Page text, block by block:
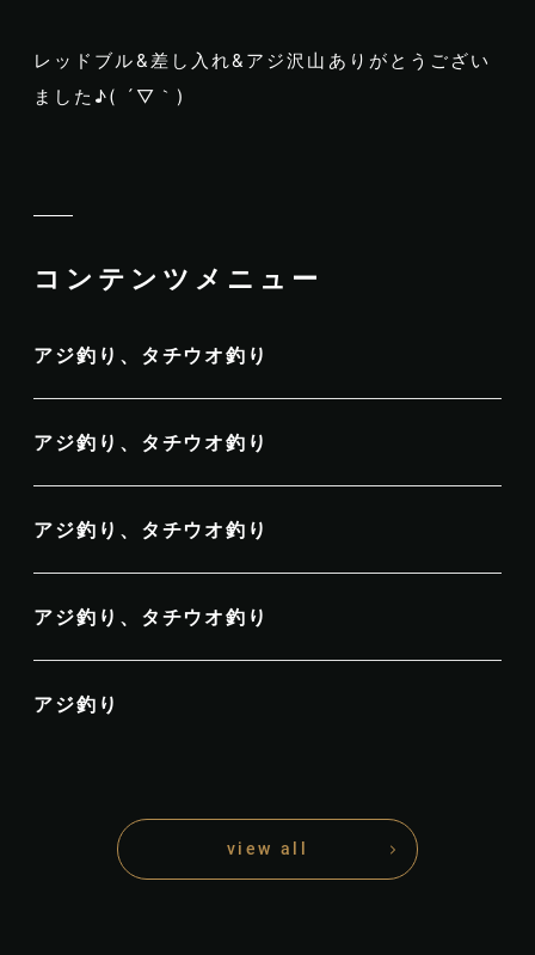
レッドブル&差し入れ&アジ沢山ありがとうござい
ました♪( ´▽｀)
コンテンツメニュー
アジ釣り、タチウオ釣り
アジ釣り、タチウオ釣り
アジ釣り、タチウオ釣り
アジ釣り、タチウオ釣り
アジ釣り
view all